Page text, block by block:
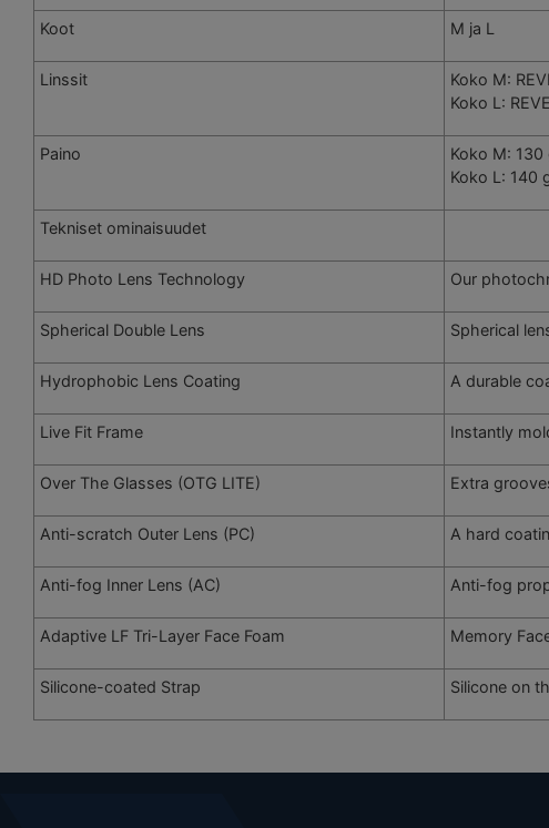
Koot M ja L
Linssit
Koko M:
Koko L:
Paino
Koko M: 130
Koko L: 140
Tekniset ominaisuudet
HD Photo Lens Technology Our
Spherical Double Lens Spherical
Hydrophobic Lens Coating A durable
Live Fit Frame Instantly
Over The Glasses (OTG LITE) Extra
Anti-scratch Outer Lens (PC) A hard
Anti-fog Inner Lens (AC) Anti-fog
Adaptive LF Tri-Layer Face Foam Memory
Silicone-coated Strap Silicone on